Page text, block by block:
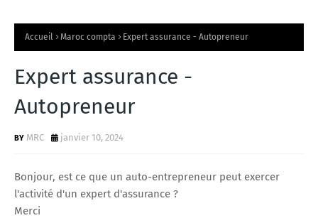
Accueil Maroc compta Expert assurance - Autopreneur
Expert assurance -
Autopreneur
MRC janvier 10, 2024
Bonjour, est ce que un auto-entrepreneur peut exercer
l'activité d'un expert d'assurance ?
Merci